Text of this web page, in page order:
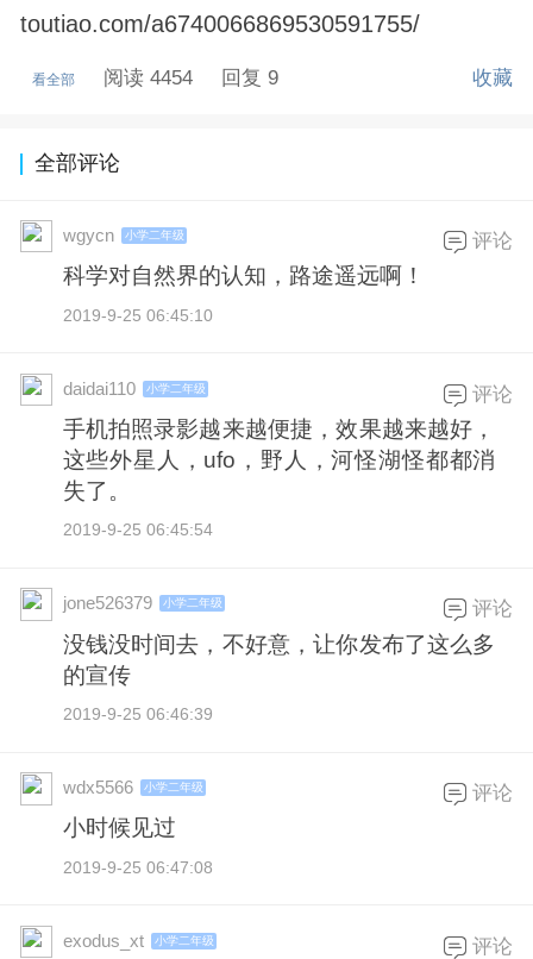
toutiao.com/a6740066869530591755/
看全部 阅读 4454 回复 9 收藏
全部评论
wgycn 小学二年级
科学对自然界的认知，路途遥远啊！
2019-9-25 06:45:10
评论
daidai110 小学二年级
手机拍照录影越来越便捷，效果越来越好，
这些外星人，ufo，野人，河怪湖怪都都消
失了。
2019-9-25 06:45:54
评论
jone526379 小学二年级
没钱没时间去，不好意，让你发布了这么多
的宣传
2019-9-25 06:46:39
评论
wdx5566 小学二年级
小时候见过
2019-9-25 06:47:08
评论
exodus_xt 小学二年级 评论